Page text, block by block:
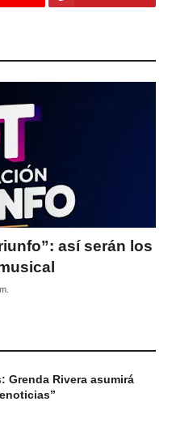
así serán los
Grenda Rivera asumirá